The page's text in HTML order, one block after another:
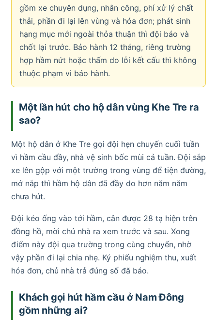
gồm xe chuyên dụng, nhân công, phí xử lý chất
thải, phần đi lại lên vùng và hóa đơn; phát sinh
hạng mục mới ngoài thỏa thuận thì đội báo và
chốt lại trước. Bảo hành 12 tháng, riêng trường
hợp hầm nứt hoặc thấm do lỗi kết cấu thì không
thuộc phạm vi bảo hành.
Một lần hút cho hộ dân vùng Khe Tre ra
sao?
Một hộ dân ở Khe Tre gọi đội hẹn chuyến cuối tuần
vì hầm cầu đầy, nhà vệ sinh bốc mùi cả tuần. Đội sắp
xe lên gộp với một trường trong vùng để tiện đường,
mở nắp thì hầm hộ dân đã đầy do hơn năm năm
chưa hút.
Đội kéo ống vào tới hầm, cân được 28 tạ hiện trên
đồng hồ, mời chủ nhà ra xem trước và sau. Xong
điểm này đội qua trường trong cùng chuyến, nhờ
vậy phần đi lại chia nhẹ. Ký phiếu nghiệm thu, xuất
hóa đơn, chủ nhà trả đúng số đã báo.
Khách gọi hút hầm cầu ở Nam Đông
gồm những ai?